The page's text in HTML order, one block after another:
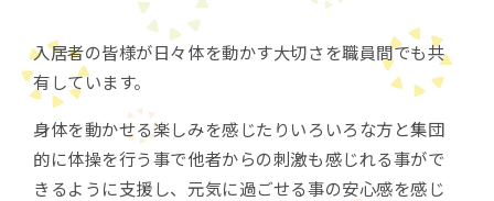
入居者の皆様が日々体を動かす大切さを職員間でも共
有しています。
身体を動かせる楽しみを感じたりいろいろな方と集団
的に体操を行う事で他者からの刺激も感じれる事がで
きるように支援し、元気に過ごせる事の安心感を感じ